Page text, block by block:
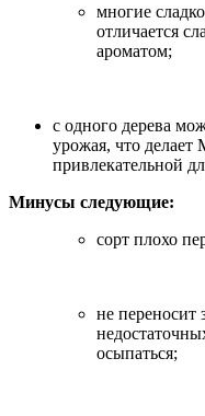
многие
отличается
ароматом;
с одного дерева
урожая, что
привлекательной
Минусы следующие:
сорт плохо
не переносит
осыпаться;